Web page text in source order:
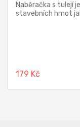
Naběračka s tulejí
stavebních hmot
179 Kč